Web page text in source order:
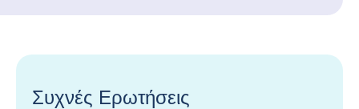
Συχνές Ερωτήσεις